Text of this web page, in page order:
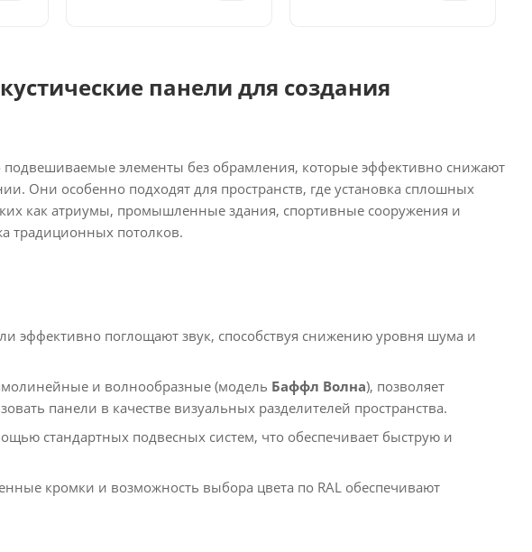
панели для создания
подвешиваемые элементы без обрамления, которые эффективно снижают
Они особенно подходят для пространств, где установка сплошных
как атриумы, промышленные здания, спортивные сооружения и
традиционных потолков.​
эффективно поглощают звук, способствуя снижению уровня шума и
и волнообразные (модель Баффл Волна), позволяет
панели в качестве визуальных разделителей пространства.
стандартных подвесных систем, что обеспечивает быструю и
кромки и возможность выбора цвета по RAL обеспечивают